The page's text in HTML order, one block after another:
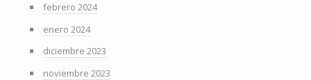
febrero 2024
enero 2024
diciembre 2023
noviembre 2023